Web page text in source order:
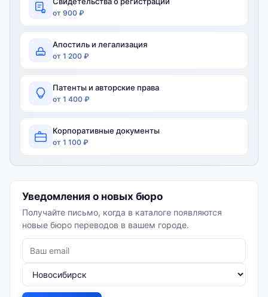
от 900 ₽
Апостиль и легализация
от 1 200 ₽
Патенты и авторские права
от 1 400 ₽
Корпоративные документы
от 1 100 ₽
Уведомления о новых бюро
Получайте письмо, когда в каталоге появляются
новые бюро переводов в вашем городе.